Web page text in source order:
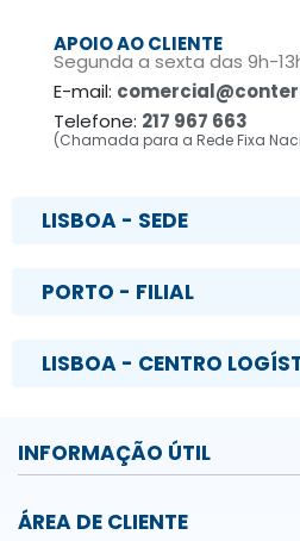
APOIO AO CLIENTE
Segunda a sexta das 9h-
E-mail:
Telefone: 217 967 663
(Chamada para a Rede Fixa
LISBOA - SEDE
PORTO - FILIAL
LISBOA - CENTRO
INFORMAÇÃO ÚTIL
ÁREA DE CLIENTE